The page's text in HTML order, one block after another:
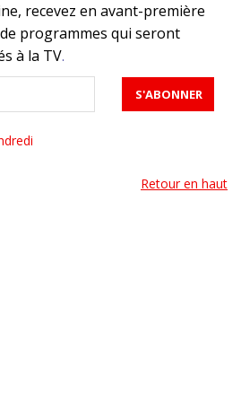
recevez en avant-première
programmes qui seront
à la TV.
Retour en haut